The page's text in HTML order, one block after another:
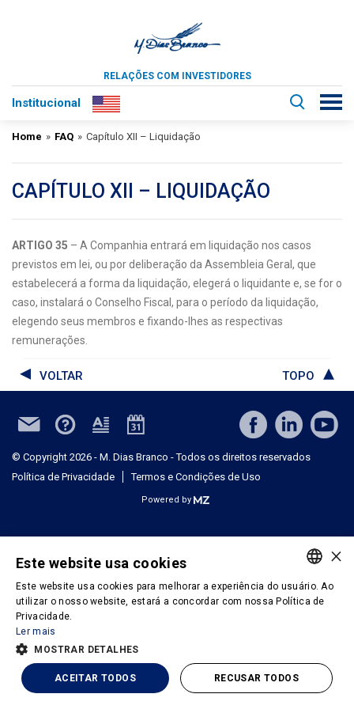
RELAÇÕES COM INVESTIDORES
Institucional
Home » FAQ » Capítulo XII – Liquidação
CAPÍTULO XII – LIQUIDAÇÃO
ARTIGO 35 – A Companhia entrará em liquidação nos casos
previstos em lei, ou por deliberação da Assembleia Geral, que
estabelecerá a forma da liquidação, elegerá o liquidante e, se for o
caso, instalará o Conselho Fiscal, para o período da liquidação,
elegendo seus membros e fixando-lhes as respectivas
remunerações.
VOLTAR TOPO
© Copyright 2026 - M. Dias Branco - Todos os direitos reservados
Política de Privacidade
Termos e Condições de Uso
Powered by
PORTUGUESE
×
Este website usa cookies
Este website usa cookies para melhorar a experiência do usuário. Ao
utilizar o nosso website, estará a concordar com nossa Política de
Privacidade.
Ler mais
MOSTRAR DETALHES
ACEITAR TODOS RECUSAR TODOS